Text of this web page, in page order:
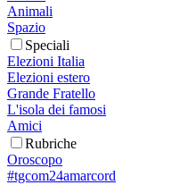
Animali
Spazio
Speciali
Elezioni Italia
Elezioni estero
Grande Fratello
L'isola dei famosi
Amici
Rubriche
Oroscopo
#tgcom24amarcord